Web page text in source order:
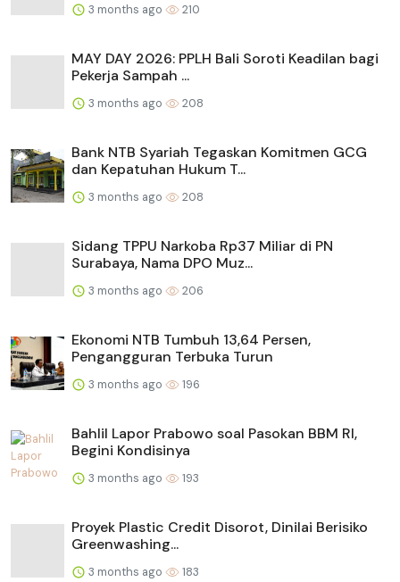
3 months ago 210
MAY DAY 2026: PPLH Bali Soroti Keadilan bagi
Pekerja Sampah ...
3 months ago 208
Bank NTB Syariah Tegaskan Komitmen GCG
dan Kepatuhan Hukum T...
3 months ago 208
Sidang TPPU Narkoba Rp37 Miliar di PN
Surabaya, Nama DPO Muz...
3 months ago 206
Ekonomi NTB Tumbuh 13,64 Persen,
Pengangguran Terbuka Turun
3 months ago 196
Bahlil Lapor Prabowo soal Pasokan BBM RI,
Begini Kondisinya
3 months ago 193
Proyek Plastic Credit Disorot, Dinilai Berisiko
Greenwashing...
3 months ago 183